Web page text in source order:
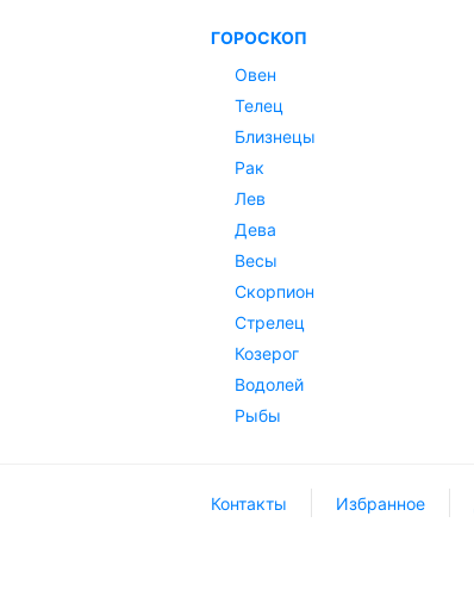
ГОРОСКОП
Овен
Телец
Близнецы
Рак
Лев
Дева
Весы
Скорпион
Стрелец
Козерог
Водолей
Рыбы
Контакты Избранное